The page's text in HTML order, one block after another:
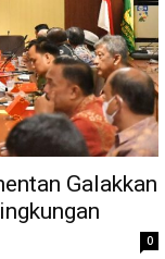
Galakkan
0